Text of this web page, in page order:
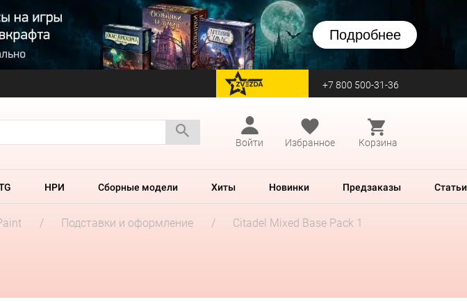
Подробнее
перейти на Zvezda +7 800 500-31-36
Войти
Избранное Корзина
НРИ Сборные модели Хиты Новинки Предзаказы Статьи
Подставки и оформление Citadel Mixed Base Pack 1